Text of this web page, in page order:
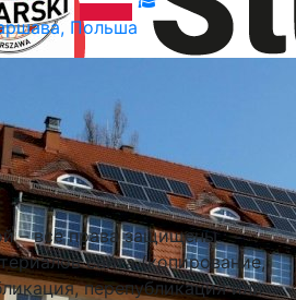
Польша
университет
– все права защищены.
сайта (копирование,
перепубликация или